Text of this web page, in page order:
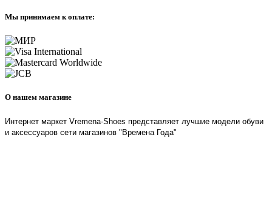
Мы принимаем к оплате:
О нашем магазине
Интернет маркет Vremena-Shoes представляет лучшие модели обуви
и аксессуаров сети магазинов "Времена Года"